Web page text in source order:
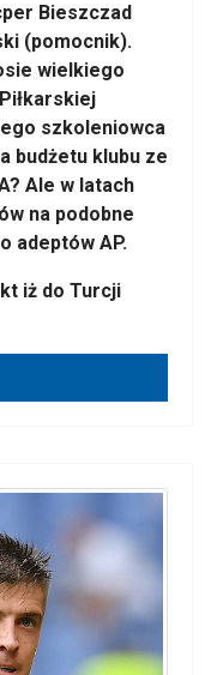
Bieszczad
(pomocnik).
wielkiego
szkoleniowca
budżetu klubu ze
Ale w latach
na podobne
adeptów AP.
iż do Turcji